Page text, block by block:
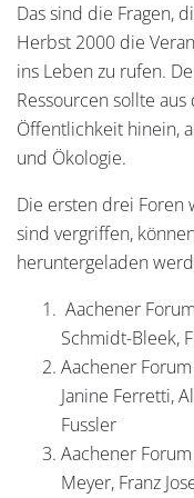
Das sind die Fragen,
Herbst 2000 die
ins Leben zu rufen.
Ressourcen sollte
Öffentlichkeit hinein,
und Ökologie.
Die ersten drei
sind vergriffen,
heruntergeladen
Aachener
Schmidt-Bleek,
Aachener
Janine Ferretti,
Fussler
Aachener
Meyer, Franz